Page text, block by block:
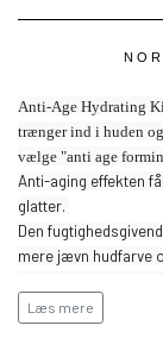
Anti-Age Hydrating
trænger ind i huden
vælge "anti age
Anti-aging effekten
glatter.
Den
mere jævn hudfarve
Denne Pakke
Læs mere